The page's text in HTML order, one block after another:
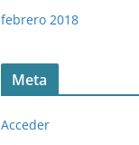
febrero 2018
Meta
Acceder